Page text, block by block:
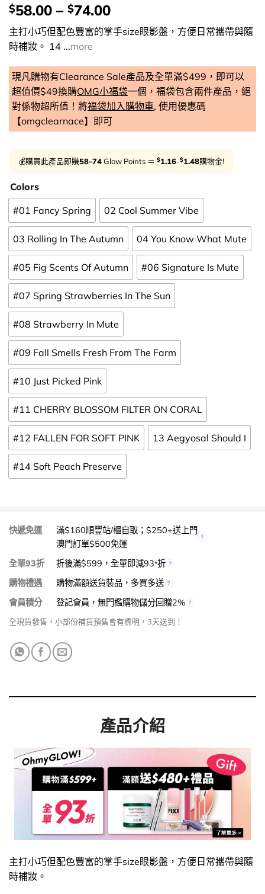
價
錢：
$58.00 – $74.00
主打小巧但配色豐富的掌手size眼影盤，方便日常攜帶與隨
時補妝。 14 ...more
現凡購物有Clearance Sale產品及全單滿$499，即可以
超值價$49換購OMG小福袋一個，福袋包含兩件產品，絕
對係物超所值！將福袋加入購物車, 使用優惠碼
【omgclearnace】即可
💰購買此產品即賺58-74Glow Points ＝ $1.16-$1.48購物金!
Colors
#01 Fancy Spring 02 Cool Summer Vibe
03 Rolling In The Autumn 04 You Know What Mute
#05 Fig Scents Of Autumn #06 Signature Is Mute
#07 Spring Strawberries In The Sun
#08 Strawberry In Mute
#09 Fall Smells Fresh From The Farm
#10 Just Picked Pink
#11 CHERRY BLOSSOM FILTER ON CORAL
#12 FALLEN FOR SOFT PINK 13 Aegyosal Should I
#14 Soft Peach Preserve
快遞免運
滿$160順豐站/櫃自取；$250+送上門
澳門訂單$500免運
全單93折
折後滿$599，全單即減93*折
購物禮遇
購物滿額送貨裝品，多買多送
會員積分
登記會員，無門檻購物儲分回贈2%
全現貨發售，小部份補貨預售會有標明，3天送到！
產品介紹
主打小巧但配色豐富的掌手size眼影盤，方便日常攜帶與隨
時補妝。